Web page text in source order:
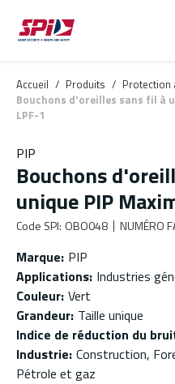
Aller au contenu principal
Skip to menu
Skip to footer
Accueil / Produits / Protection
Bouchons d'oreilles sans fil à
LPF-1
PIP
Bouchons
unique PIP
Code SPI: OBO048 NUMÉRO
Marque: PIP
Applications: Industries
Couleur: Vert
Grandeur: Taille unique
Indice de réduction du
Industrie: Construction,
Pétrole et gaz